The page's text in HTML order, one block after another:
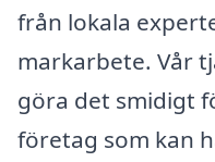
från lokala
markarbete. Vår
göra det smidigt
företag som kan